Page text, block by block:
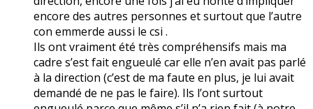
encore des autres personnes et surtout que l’autre
con emmerde aussi le csi .
Ils ont vraiment été très compréhensifs mais ma
cadre s’est fait engueulé car elle n’en avait pas parlé
à la direction (c’est de ma faute en plus, je lui avait
demandé de ne pas le faire). Ils l’ont surtout